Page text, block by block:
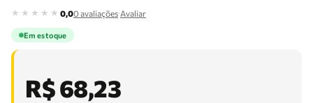
★ ★ ★ ★ ★ 0,00 avaliações·Avaliar
Em estoque
R$68,23